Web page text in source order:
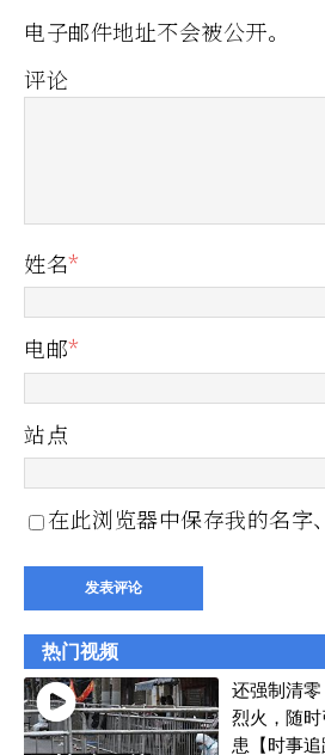
电子邮件地址不会被公开。
评论
姓名*
电邮*
站点
在此浏览器中保存我的名字
热门视频
还强制清
烈火，随
患【时事追